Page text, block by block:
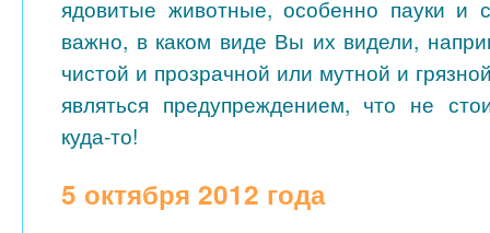
ядовитые животные, особенно пауки и
важно, в каком виде Вы их видели,
чистой и прозрачной или мутной и
являться предупреждением, что не
куда-то!
5 октября 2012 года